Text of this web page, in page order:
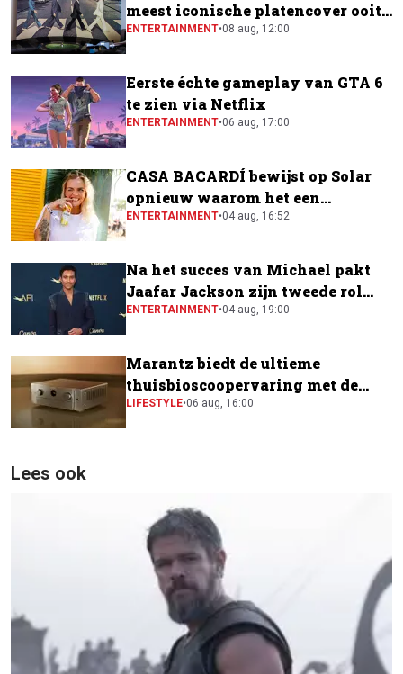
meest iconische platencover ooit
gemaakt
ENTERTAINMENT•08 aug, 12:00
Eerste échte gameplay van GTA 6
te zien via Netflix
ENTERTAINMENT•06 aug, 17:00
CASA BACARDÍ bewijst op Solar
opnieuw waarom het een
festivalfavoriet is
ENTERTAINMENT•04 aug, 16:52
Na het succes van Michael pakt
Jaafar Jackson zijn tweede rol
naast Will Smith
ENTERTAINMENT•04 aug, 19:00
Marantz biedt de ultieme
thuisbioscoopervaring met de
CINEMA Series 2
LIFESTYLE•06 aug, 16:00
Lees ook